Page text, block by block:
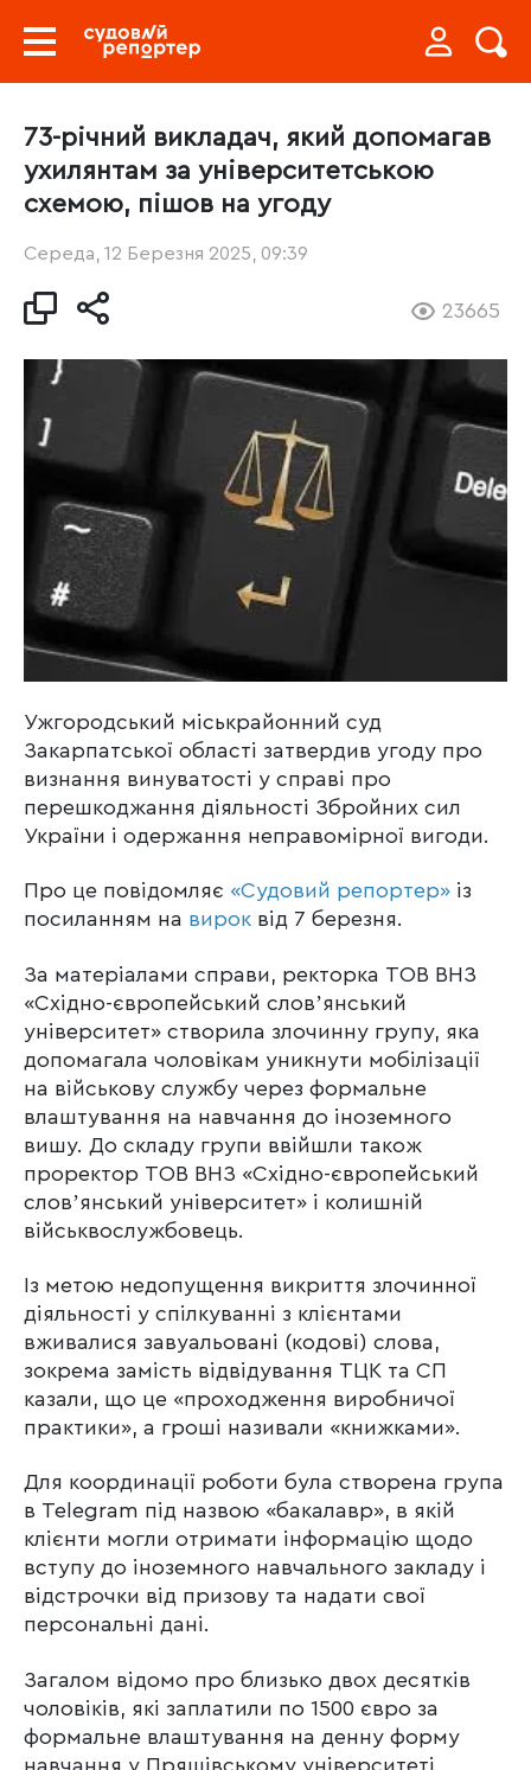
73-річний викладач, який допомагав
ухилянтам за університетською
схемою, пішов на угоду
Середа, 12 Березня 2025, 09:39
23665
Ужгородський міськрайонний суд
Закарпатської області затвердив угоду про
визнання винуватості у справі про
перешкоджання діяльності Збройних сил
України і одержання неправомірної вигоди.
Про це повідомляє «Судовий репортер» із
посиланням на вирок від 7 березня.
За матеріалами справи, ректорка ТОВ ВНЗ
«Східно-європейський словʼянський
університет» створила злочинну групу, яка
допомагала чоловікам уникнути мобілізації
на військову службу через формальне
влаштування на навчання до іноземного
вишу. До складу групи ввійшли також
проректор ТОВ ВНЗ «Східно-європейський
словʼянський університет» і колишній
військвослужбовець.
Із метою недопущення викриття злочинної
діяльності у спілкуванні з клієнтами
вживалися завуальовані (кодові) слова,
зокрема замість відвідування ТЦК та СП
казали, що це «проходження виробничої
практики», а гроші називали «книжками».
Для координації роботи була створена група
в Telegram під назвою «бакалавр», в якій
клієнти могли отримати інформацію щодо
вступу до іноземного навчального закладу і
відстрочки від призову та надати свої
персональні дані.
Загалом відомо про близько двох десятків
чоловіків, які заплатили по 1500 євро за
формальне влаштування на денну форму
навчання у Пряшівському університеті